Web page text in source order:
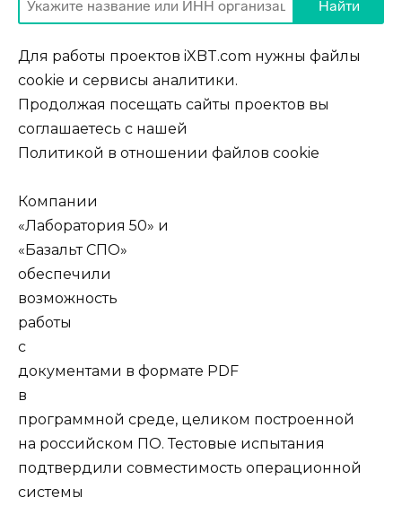
Для работы проектов iXBT.com нужны файлы
cookie и сервисы аналитики.
Продолжая посещать сайты проектов вы
соглашаетесь с нашей
Политикой в отношении файлов cookie
Компании
«Лаборатория 50» и
«Базальт СПО»
обеспечили
возможность
работы
с
документами в формате PDF
в
программной среде, целиком построенной
на российском ПО. Тестовые испытания
подтвердили совместимость операционной
системы